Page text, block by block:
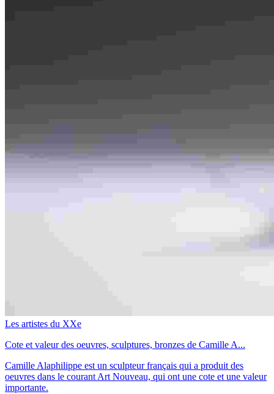
Les artistes du XXe
Cote et valeur des oeuvres, sculptures, bronzes de Camille A...
Camille Alaphilippe est un sculpteur français qui a produit des
oeuvres dans le courant Art Nouveau, qui ont une cote et une valeur
importante.